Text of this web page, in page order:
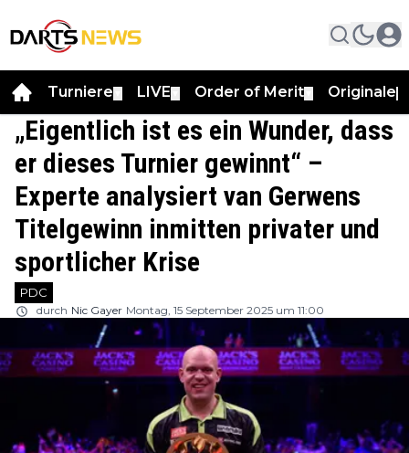
Turniere LIVE Order of Merit Originale
„Eigentlich ist es ein Wunder, dass
er dieses Turnier gewinnt“ –
Experte analysiert van Gerwens
Titelgewinn inmitten privater und
sportlicher Krise
PDC
durch Nic Gayer Montag, 15 September 2025 um 11:00